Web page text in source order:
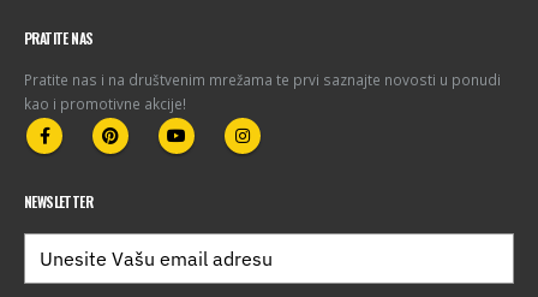
PRATITE NAS
Pratite nas i na društvenim mrežama te prvi saznajte novosti u ponudi
kao i promotivne akcije!
NEWSLETTER